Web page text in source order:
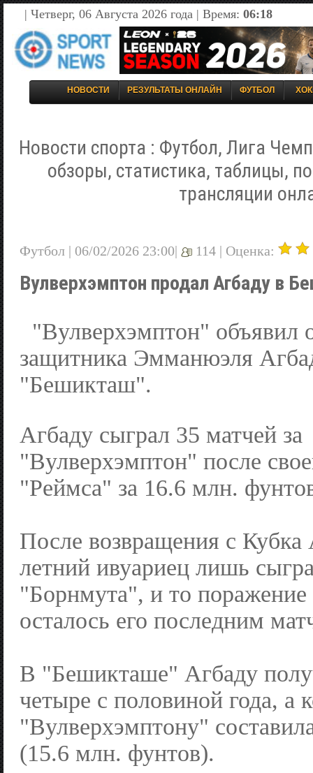
| Четверг, 06 Августа 2026 года | Время: 06:18
НОВОСТИ РЕЗУЛЬТАТЫ ОНЛАЙН ФУТБОЛ
Новости спорта : Футбол, Лига
обзоры, статистика, таблицы,
трансляции
Футбол | 06/02/2026 23:00| 114 | Оценка:
Вулверхэмптон продал Агбаду в
"Вулверхэмптон" объявил
защитника Эмманюэля
"Бешикташ".
Агбаду сыграл 35 матчей за
"Вулверхэмптон" после
"Реймса" за 16.6 млн.
После возвращения с
летний ивуариец лишь
"Борнмута", и то поражение
осталось его последним
В "Бешикташе" Агбаду
четыре с половиной года, а
"Вулверхэмптону"
(15.6 млн. фунтов).